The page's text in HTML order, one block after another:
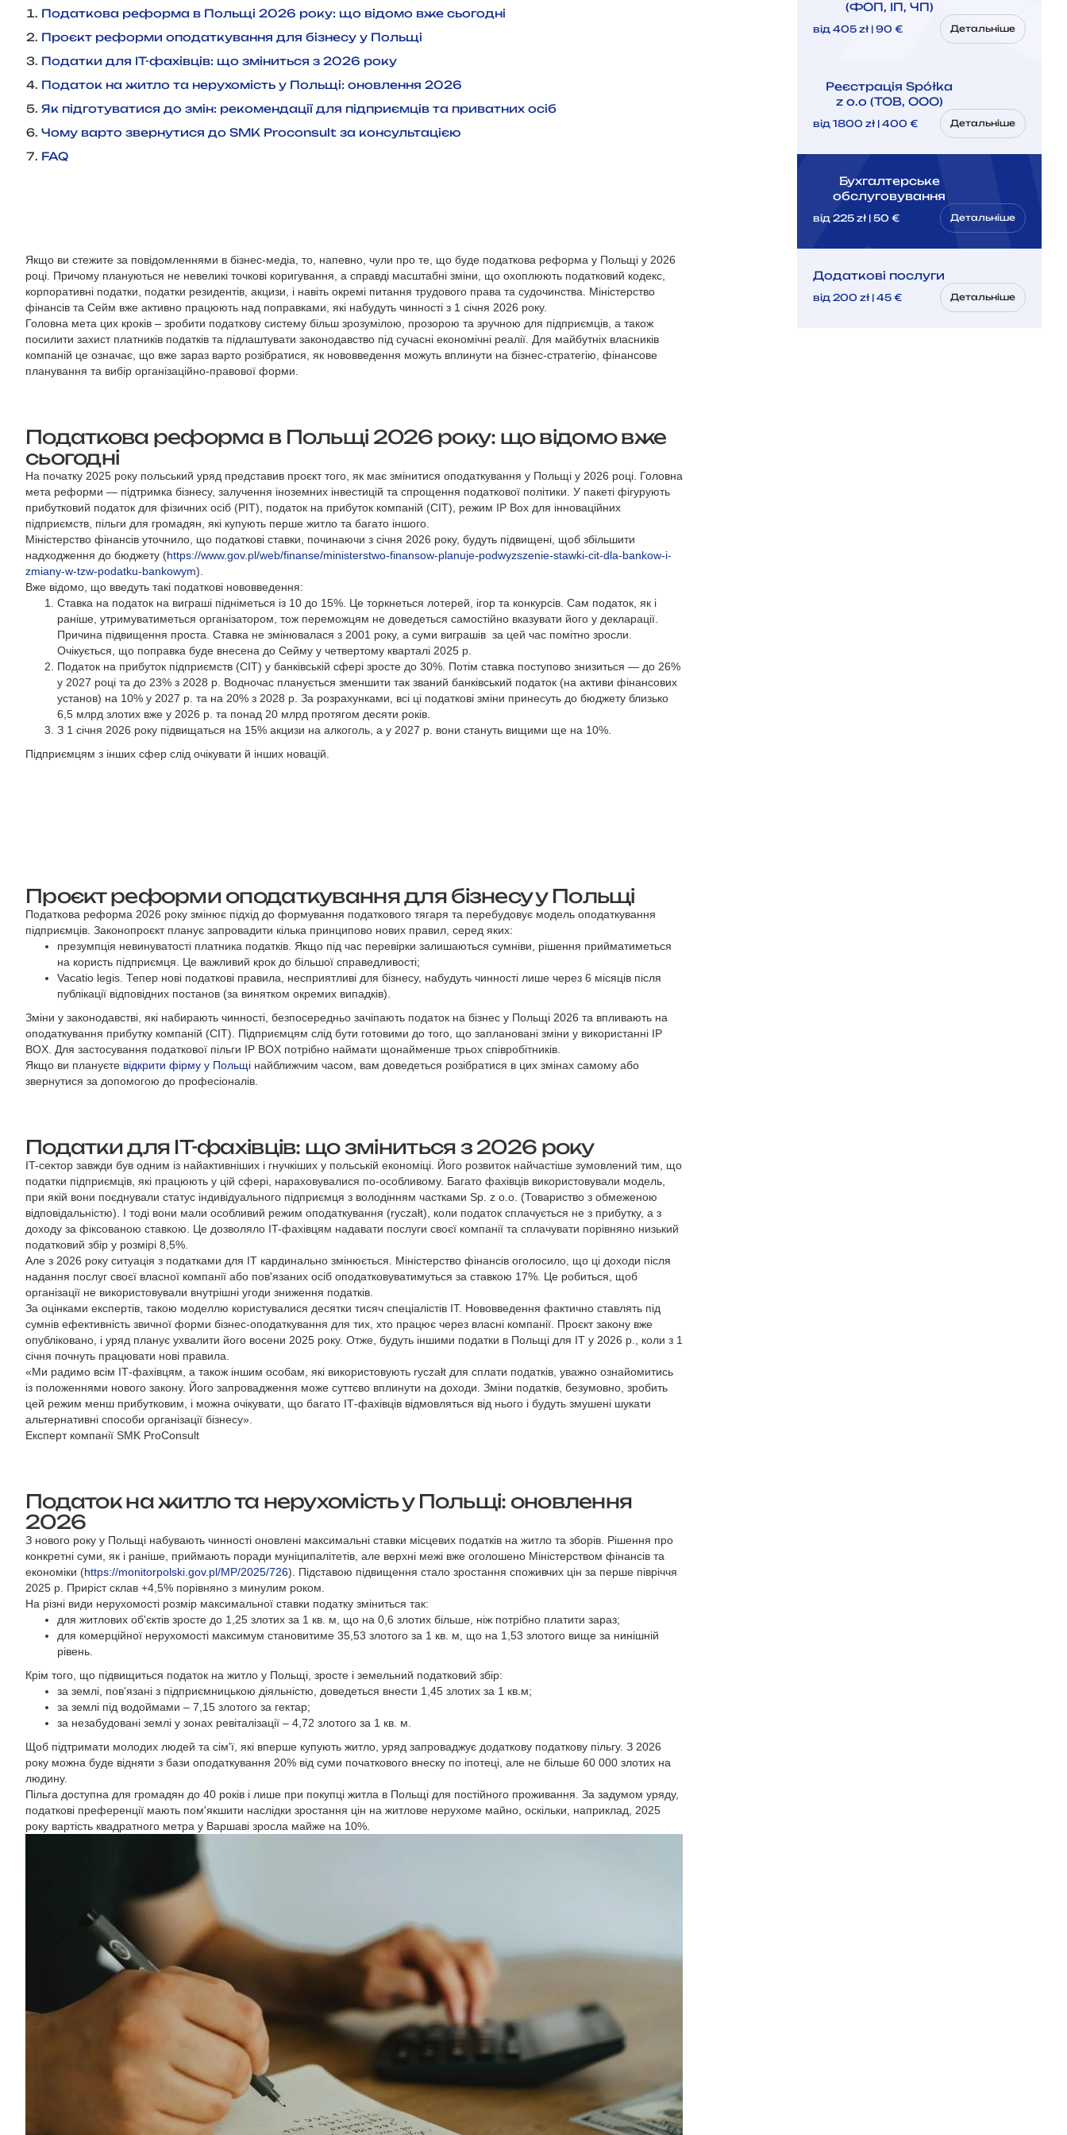
Податкова реформа в Польщі 2026 року: що відомо вже сьогодні
Проєкт реформи оподаткування для бізнесу у Польщі
Податки для IT-фахівців: що зміниться з 2026 року
Податок на житло та нерухомість у Польщі: оновлення 2026
Як підготуватися до змін: рекомендації для підприємців та приватних осіб
Чому варто звернутися до SMK Proconsult за консультацією
FAQ
Якщо ви стежите за повідомленнями в бізнес-медіа, то, напевно, чули про те, що буде податкова реформа у Польщі у 2026
році. Причому плануються не невеликі точкові коригування, а справді масштабні зміни, що охоплюють податковий кодекс,
корпоративні податки, податки резидентів, акцизи, і навіть окремі питання трудового права та судочинства. Міністерство
фінансів та Сейм вже активно працюють над поправками, які набудуть чинності з 1 січня 2026 року.
Головна мета цих кроків – зробити податкову систему більш зрозумілою, прозорою та зручною для підприємців, а також
посилити захист платників податків та підлаштувати законодавство під сучасні економічні реалії. Для майбутніх власників
компаній це означає, що вже зараз варто розібратися, як нововведення можуть вплинути на бізнес-стратегію, фінансове
планування та вибір організаційно-правової форми.
Податкова реформа в Польщі 2026 року: що відомо вже
сьогодні
На початку 2025 року польський уряд представив проєкт того, як має змінитися оподаткування у Польщі у 2026 році. Головна
мета реформи — підтримка бізнесу, залучення іноземних інвестицій та спрощення податкової політики. У пакеті фігурують
прибутковий податок для фізичних осіб (PIT), податок на прибуток компаній (CIT), режим IP Box для інноваційних
підприємств, пільги для громадян, які купують перше житло та багато іншого.
Міністерство фінансів уточнило, що податкові ставки, починаючи з січня 2026 року, будуть підвищені, щоб збільшити
надходження до бюджету (https://www.gov.pl/web/finanse/ministerstwo-finansow-planuje-podwyzszenie-stawki-cit-dla-bankow-i-
zmiany-w-tzw-podatku-bankowym).
Вже відомо, що введуть такі податкові нововведення:
Ставка на податок на виграші підніметься із 10 до 15%. Це торкнеться лотерей, ігор та конкурсів. Сам податок, як і
раніше, утримуватиметься організатором, тож переможцям не доведеться самостійно вказувати його у декларації.
Причина підвищення проста. Ставка не змінювалася з 2001 року, а суми виграшів за цей час помітно зросли.
Очікується, що поправка буде внесена до Сейму у четвертому кварталі 2025 р.
Податок на прибуток підприємств (CIT) у банківській сфері зросте до 30%. Потім ставка поступово знизиться — до 26%
у 2027 році та до 23% з 2028 р. Водночас планується зменшити так званий банківський податок (на активи фінансових
установ) на 10% у 2027 р. та на 20% з 2028 р. За розрахунками, всі ці податкові зміни принесуть до бюджету близько
6,5 млрд злотих вже у 2026 р. та понад 20 млрд протягом десяти років.
З 1 січня 2026 року підвищаться на 15% акцизи на алкоголь, а у 2027 р. вони стануть вищими ще на 10%.
Підприємцям з інших сфер слід очікувати й інших новацій.
Проєкт реформи оподаткування для бізнесу у Польщі
Податкова реформа 2026 року змінює підхід до формування податкового тягаря та перебудовує модель оподаткування
підприємців. Законопроєкт планує запровадити кілька принципово нових правил, серед яких:
презумпція невинуватості платника податків. Якщо під час перевірки залишаються сумніви, рішення прийматиметься
на користь підприємця. Це важливий крок до більшої справедливості;
Vacatio legis. Тепер нові податкові правила, несприятливі для бізнесу, набудуть чинності лише через 6 місяців після
публікації відповідних постанов (за винятком окремих випадків).
Зміни у законодавстві, які набирають чинності, безпосередньо зачіпають податок на бізнес у Польщі 2026 та впливають на
оподаткування прибутку компаній (CIT). Підприємцям слід бути готовими до того, що заплановані зміни у використанні IP
BOX. Для застосування податкової пільги IP BOX потрібно наймати щонайменше трьох співробітників.
Якщо ви плануєте відкрити фірму у Польщі найближчим часом, вам доведеться розібратися в цих змінах самому або
звернутися за допомогою до професіоналів.
Податки для IT-фахівців: що зміниться з 2026 року
IT-сектор завжди був одним із найактивніших і гнучкіших у польській економіці. Його розвиток найчастіше зумовлений тим, що
податки підприємців, які працюють у цій сфері, нараховувалися по-особливому. Багато фахівців використовували модель,
при якій вони поєднували статус індивідуального підприємця з володінням частками Sp. z o.o. (Товариство з обмеженою
відповідальністю). І тоді вони мали особливий режим оподаткування (ryczałt), коли податок сплачується не з прибутку, а з
доходу за фіксованою ставкою. Це дозволяло IT-фахівцям надавати послуги своєї компанії та сплачувати порівняно низький
податковий збір у розмірі 8,5%.
Але з 2026 року ситуація з податками для IT кардинально змінюється. Міністерство фінансів оголосило, що ці доходи після
надання послуг своєї власної компанії або пов'язаних осіб оподатковуватимуться за ставкою 17%. Це робиться, щоб
організації не використовували внутрішні угоди зниження податків.
За оцінками експертів, такою моделлю користувалися десятки тисяч спеціалістів IT. Нововведення фактично ставлять під
сумнів ефективність звичної форми бізнес-оподаткування для тих, хто працює через власні компанії. Проєкт закону вже
опубліковано, і уряд планує ухвалити його восени 2025 року. Отже, будуть іншими податки в Польщі для IT у 2026 р., коли з 1
січня почнуть працювати нові правила.
«Ми радимо всім ІТ-фахівцям, а також іншим особам, які використовують ryczałt для сплати податків, уважно ознайомитись
із положеннями нового закону. Його запровадження може суттєво вплинути на доходи. Зміни податків, безумовно, зробить
цей режим менш прибутковим, і можна очікувати, що багато ІТ-фахівців відмовляться від нього і будуть змушені шукати
альтернативні способи організації бізнесу».
Експерт компанії SMK ProConsult
Податок на житло та нерухомість у Польщі: оновлення
2026
З нового року у Польщі набувають чинності оновлені максимальні ставки місцевих податків на житло та зборів. Рішення про
конкретні суми, як і раніше, приймають поради муніципалітетів, але верхні межі вже оголошено Міністерством фінансів та
економіки (https://monitorpolski.gov.pl/MP/2025/726). Підставою підвищення стало зростання споживчих цін за перше півріччя
2025 р. Приріст склав +4,5% порівняно з минулим роком.
На різні види нерухомості розмір максимальної ставки податку зміниться так:
для житлових об'єктів зросте до 1,25 злотих за 1 кв. м, що на 0,6 злотих більше, ніж потрібно платити зараз;
для комерційної нерухомості максимум становитиме 35,53 злотого за 1 кв. м, що на 1,53 злотого вище за нинішній
рівень.
Крім того, що підвищиться податок на житло у Польщі, зросте і земельний податковий збір:
за землі, пов'язані з підприємницькою діяльністю, доведеться внести 1,45 злотих за 1 кв.м;
за землі під водоймами – 7,15 злотого за гектар;
за незабудовані землі у зонах ревіталізації – 4,72 злотого за 1 кв. м.
Щоб підтримати молодих людей та сім'ї, які вперше купують житло, уряд запроваджує додаткову податкову пільгу. З 2026
року можна буде відняти з бази оподаткування 20% від суми початкового внеску по іпотеці, але не більше 60 000 злотих на
людину.
Пільга доступна для громадян до 40 років і лише при покупці житла в Польщі для постійного проживання. За задумом уряду,
податкові преференції мають пом'якшити наслідки зростання цін на житлове нерухоме майно, оскільки, наприклад, 2025
року вартість квадратного метра у Варшаві зросла майже на 10%.
(ФОП, ІП, ЧП)
від 405 zł | 90 € Детальніше
Реєстрація Spółka
z o.o (ТОВ, ООО)
від 1800 zł | 400 € Детальніше
Бухгалтерське
обслуговування
від 225 zł | 50 € Детальніше
Додаткові послуги
від 200 zł | 45 € Детальніше